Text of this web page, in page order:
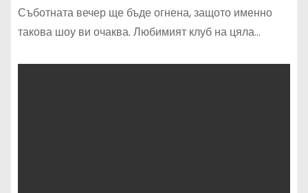
Съботната вечер ще бъде огнена, защото именно
такова шоу ви очаква. Любимият клуб на цяла…